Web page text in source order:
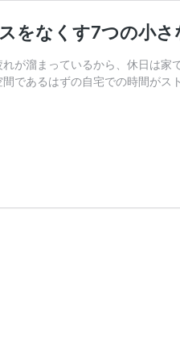
をなくす7つの小さ
れが溜まっているから、休日は
間であるはずの自宅での時間がス